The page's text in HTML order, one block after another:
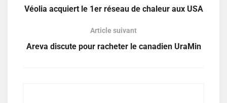
Véolia acquiert le 1er réseau de chaleur aux USA
Article suivant
Areva discute pour racheter le canadien UraMin